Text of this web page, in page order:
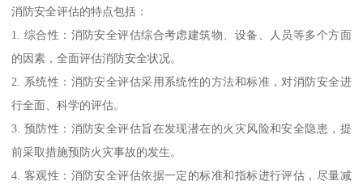
消防安全评估的特点包括：
1. 综合性：消防安全评估综合考虑建筑物、设备、人员等多个方面
的因素，全面评估消防安全状况。
2. 系统性：消防安全评估采用系统性的方法和标准，对消防安全进
行全面、科学的评估。
3. 预防性：消防安全评估旨在发现潜在的火灾风险和安全隐患，提
前采取措施预防火灾事故的发生。
4. 客观性：消防安全评估依据一定的标准和指标进行评估，尽量减